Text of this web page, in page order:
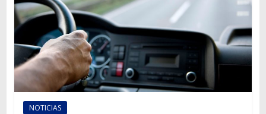
información
del
mundo
del
transporte
NOTICIAS